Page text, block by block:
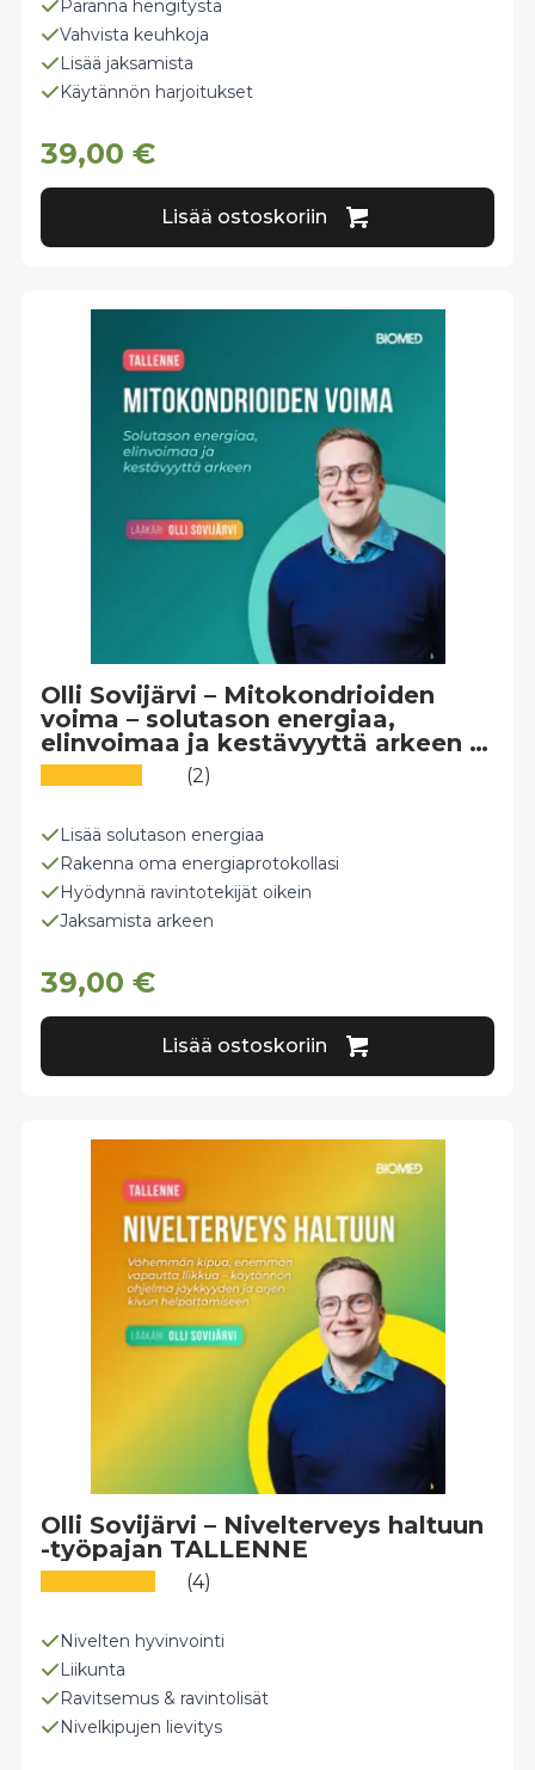
Paranna hengitystä
Vahvista keuhkoja
Lisää jaksamista
Käytännön harjoitukset
39,00€
Lisää ostoskoriin
Lisää solutason energiaa
Rakenna oma energiaprotokollasi
Hyödynnä ravintotekijät oikein
Jaksamista arkeen
39,00€
Olli Sovijärvi – Mitokondrioiden
voima – solutason energiaa,
elinvoimaa ja kestävyyttä arkeen -
työpajan TALLENNE
(2)
Lisää ostoskoriin
Nivelten hyvinvointi
Liikunta
Ravitsemus & ravintolisät
Nivelkipujen lievitys
Olli Sovijärvi – Nivel­terveys haltuun
-työpajan TALLENNE
(4)